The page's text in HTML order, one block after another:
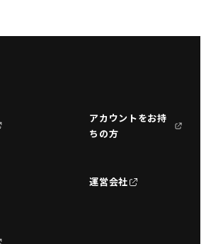
アカウントをお持
ちの方
運営会社